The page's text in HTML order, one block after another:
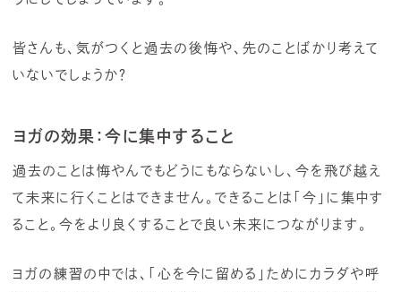
皆さんも、気がつくと過去の後悔や、先のことばかり考えて
いないでしょうか？
ヨガの効果： 今に集中すること
過去のことは悔やんでもどうにもならないし、今を飛び越え
て未来に行くことはできません。できることは「今」に集中す
ること。今をより良くすることで良い未来につながります。
ヨガの練習の中では、「心を今に留める」ためにカラダや呼